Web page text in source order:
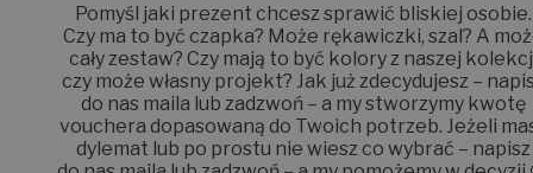
Pomyśl jaki prezent chcesz sprawić bliskiej osobie.
Czy ma to być czapka? Może rękawiczki, szal? A
cały zestaw? Czy mają to być kolory z naszej
czy może własny projekt? Jak już zdecydujesz –
do nas maila lub zadzwoń – a my stworzymy kwotę
vouchera dopasowaną do Twoich potrzeb. Jeżeli
dylemat lub po prostu nie wiesz co wybrać – napisz